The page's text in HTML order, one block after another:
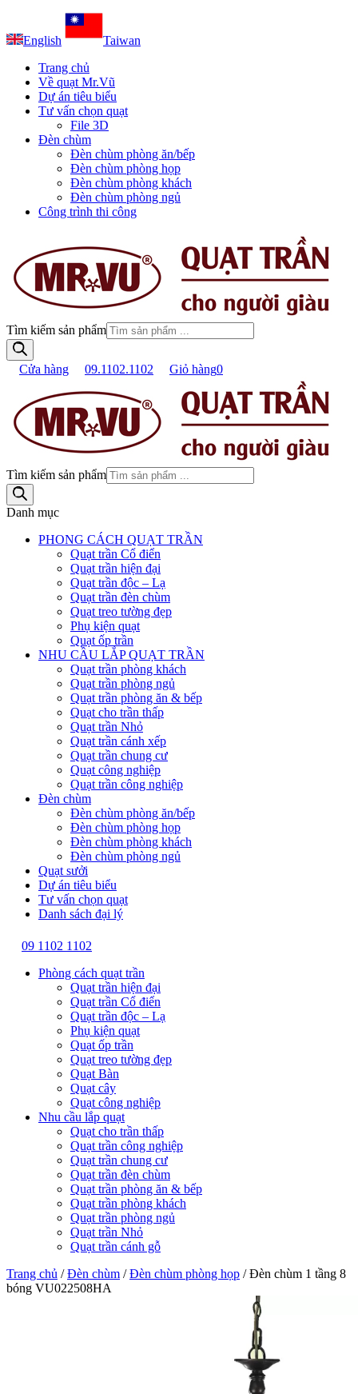
English
Taiwan
Trang chủ
Về quạt Mr.Vũ
Dự án tiêu biểu
Tư vấn chọn quạt
File 3D
Đèn chùm
Đèn chùm phòng ăn/bếp
Đèn chùm phòng họp
Đèn chùm phòng khách
Đèn chùm phòng ngủ
Công trình thi công
Tìm kiếm sản phẩm
Cửa hàng 09.1102.1102 Giỏ hàng0
Tìm kiếm sản phẩm
Danh mục
PHONG CÁCH QUẠT TRẦN
Quạt trần Cổ điển
Quạt trần hiện đại
Quạt trần độc – Lạ
Quạt trần đèn chùm
Quạt treo tường đẹp
Phụ kiện quạt
Quạt ốp trần
NHU CẦU LẮP QUẠT TRẦN
Quạt trần phòng khách
Quạt trần phòng ngủ
Quạt trần phòng ăn & bếp
Quạt cho trần thấp
Quạt trần Nhỏ
Quạt trần cánh xếp
Quạt trần chung cư
Quạt công nghiệp
Quạt trần công nghiệp
Đèn chùm
Đèn chùm phòng ăn/bếp
Đèn chùm phòng họp
Đèn chùm phòng khách
Đèn chùm phòng ngủ
Quạt sưởi
Dự án tiêu biểu
Tư vấn chọn quạt
Danh sách đại lý
09 1102 1102
Phòng cách quạt trần
Quạt trần hiện đại
Quạt trần Cổ điển
Quạt trần độc – Lạ
Phụ kiện quạt
Quạt ốp trần
Quạt treo tường đẹp
Quạt Bàn
Quạt cây
Quạt công nghiệp
Nhu cầu lắp quạt
Quạt cho trần thấp
Quạt trần công nghiệp
Quạt trần chung cư
Quạt trần đèn chùm
Quạt trần phòng ăn & bếp
Quạt trần phòng khách
Quạt trần phòng ngủ
Quạt trần Nhỏ
Quạt trần cánh gỗ
Trang chủ /Đèn chùm /Đèn chùm phòng họp /Đèn chùm 1 tầng 8
bóng VU022508HA